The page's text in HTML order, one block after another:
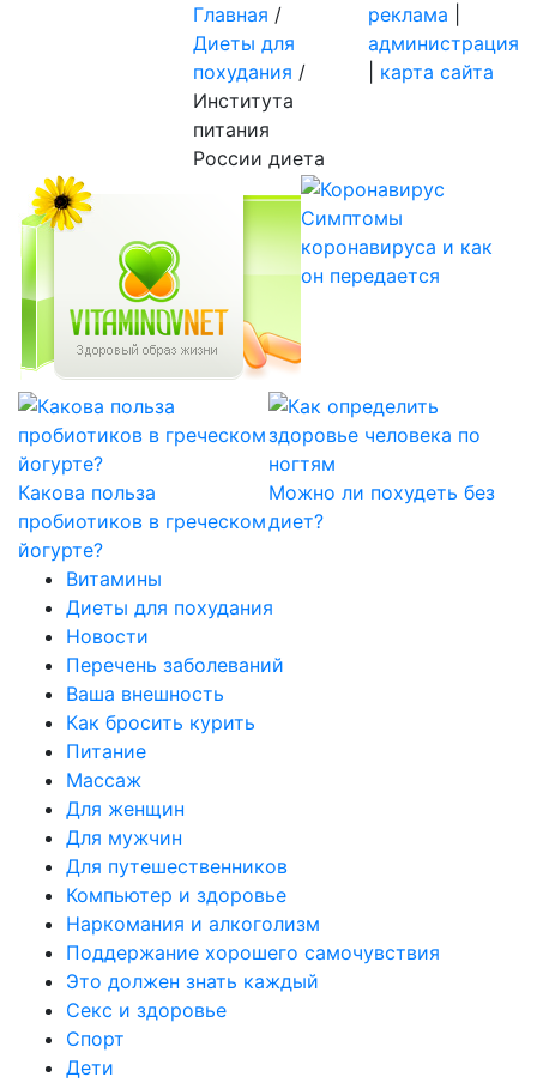
Главная /
Диеты для
похудания /
Института
питания
России диета
реклама
администрация
карта сайта
Симптомы
коронавируса и как
он передается
Какова польза
пробиотиков в греческом
йогурте?
Можно ли похудеть без
диет?
Витамины
Диеты для похудания
Новости
Перечень заболеваний
Ваша внешность
Как бросить курить
Питание
Массаж
Для женщин
Для мужчин
Для путешественников
Компьютер и здоровье
Наркомания и алкоголизм
Поддержание хорошего самочувствия
Это должен знать каждый
Секс и здоровье
Спорт
Дети